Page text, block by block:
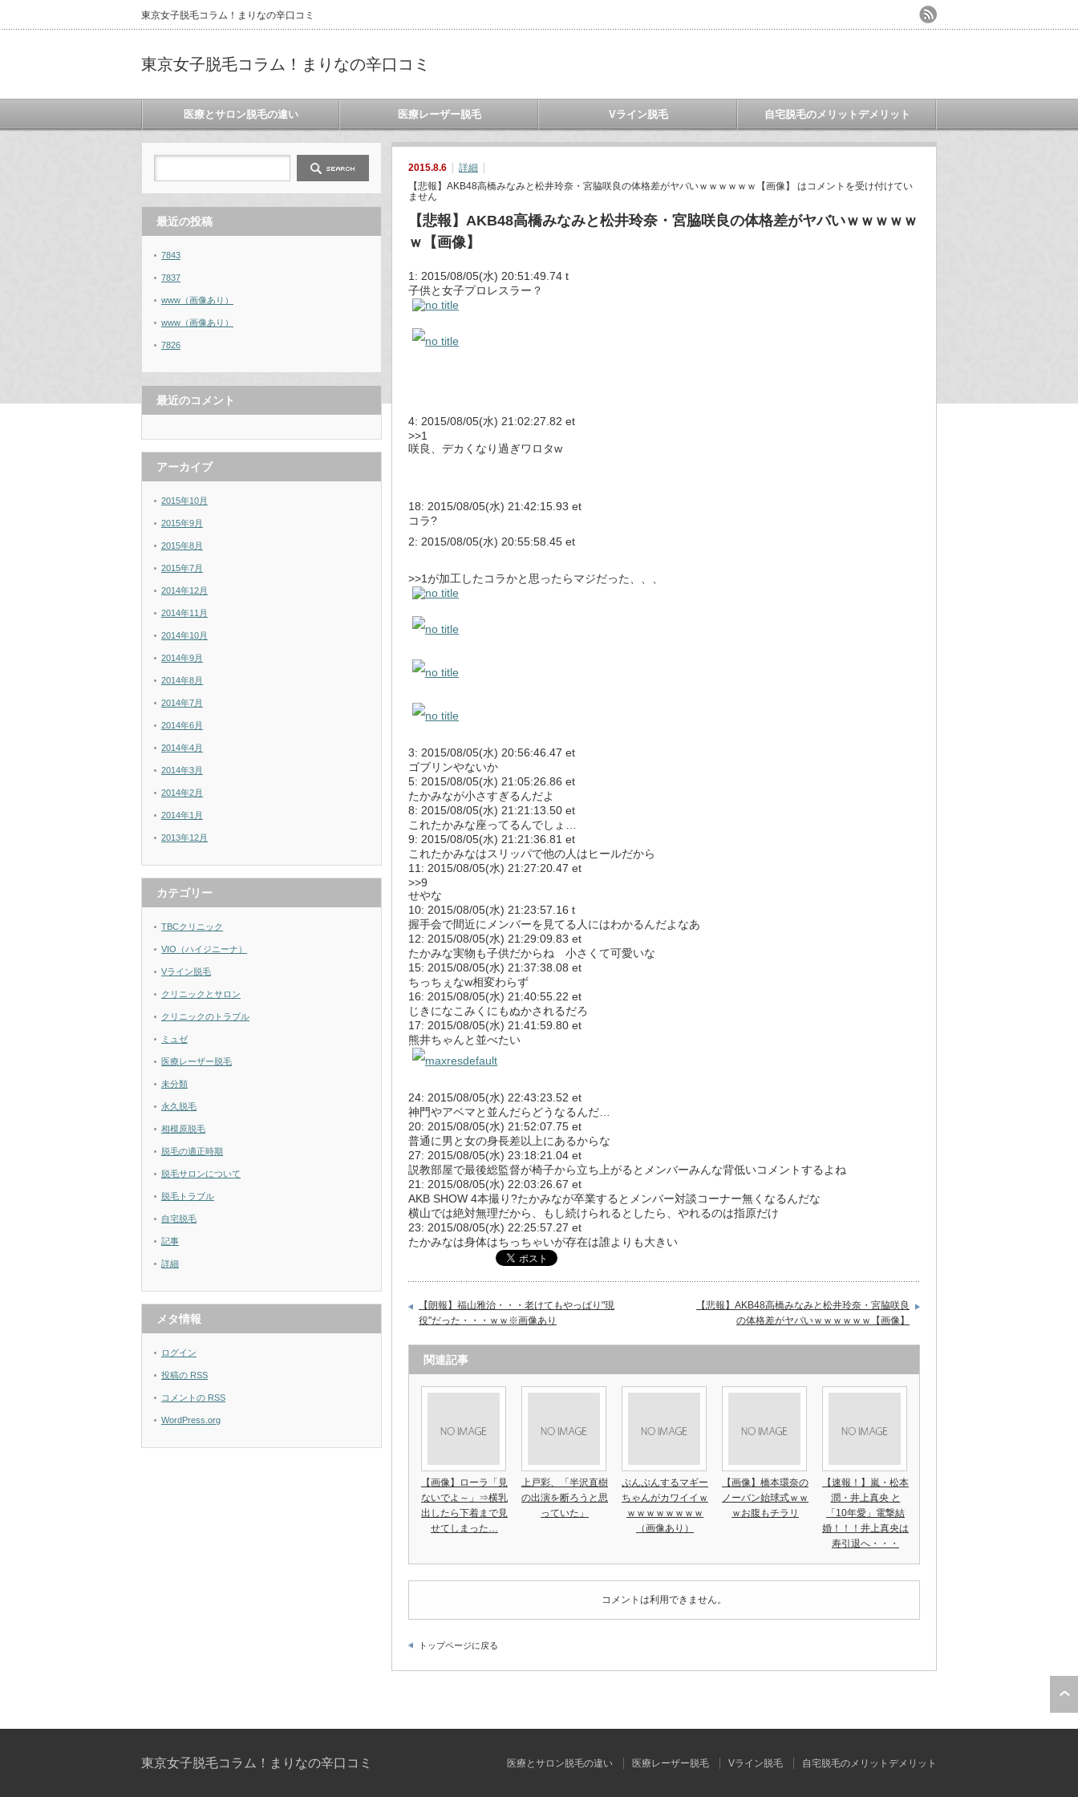
東京女子脱毛コラム！まりなの辛口コミ
東京女子脱毛コラム！まりなの辛口コミ
医療とサロン脱毛の違い 医療レーザー脱毛 Vライン脱毛 自宅脱毛のメリットデメリット
2015.8.6
詳細
【悲報】AKB48高橋みなみと松井玲奈・宮脇咲良の体格差がヤバいｗｗｗｗｗｗ【画像】 はコメントを受け付けてい
ません
【悲報】AKB48高橋みなみと松井玲奈・宮脇咲良の体格差がヤバいｗｗｗｗｗ
ｗ【画像】
1: 2015/08/05(水) 20:51:49.74 t
子供と女子プロレスラー？
4: 2015/08/05(水) 21:02:27.82 et
>>1
咲良、デカくなり過ぎワロタw
18: 2015/08/05(水) 21:42:15.93 et
コラ?
2: 2015/08/05(水) 20:55:58.45 et
>>1が加工したコラかと思ったらマジだった、、、
3: 2015/08/05(水) 20:56:46.47 et
ゴブリンやないか
5: 2015/08/05(水) 21:05:26.86 et
たかみなが小さすぎるんだよ
8: 2015/08/05(水) 21:21:13.50 et
これたかみな座ってるんでしょ…
9: 2015/08/05(水) 21:21:36.81 et
これたかみなはスリッパで他の人はヒールだから
11: 2015/08/05(水) 21:27:20.47 et
>>9
せやな
10: 2015/08/05(水) 21:23:57.16 t
握手会で間近にメンバーを見てる人にはわかるんだよなあ
12: 2015/08/05(水) 21:29:09.83 et
たかみな実物も子供だからね 小さくて可愛いな
15: 2015/08/05(水) 21:37:38.08 et
ちっちぇなw相変わらず
16: 2015/08/05(水) 21:40:55.22 et
じきになこみくにもぬかされるだろ
17: 2015/08/05(水) 21:41:59.80 et
熊井ちゃんと並べたい
24: 2015/08/05(水) 22:43:23.52 et
神門やアベマと並んだらどうなるんだ…
20: 2015/08/05(水) 21:52:07.75 et
普通に男と女の身長差以上にあるからな
27: 2015/08/05(水) 23:18:21.04 et
説教部屋で最後総監督が椅子から立ち上がるとメンバーみんな背低いコメントするよね
21: 2015/08/05(水) 22:03:26.67 et
AKB SHOW 4本撮り?たかみなが卒業するとメンバー対談コーナー無くなるんだな
横山では絶対無理だから、もし続けられるとしたら、やれるのは指原だけ
23: 2015/08/05(水) 22:25:57.27 et
たかみなは身体はちっちゃいが存在は誰よりも大きい
【朗報】福山雅治・・・老けてもやっぱり"現
役"だった・・・ｗｗ※画像あり
【悲報】AKB48高橋みなみと松井玲奈・宮脇咲良
の体格差がヤバいｗｗｗｗｗｗ【画像】
関連記事
【画像】ローラ「見
ないでよ～」⇒横乳
出したら下着まで見
せてしまった…
上戸彩、「半沢直樹
の出演を断ろうと思
っていた」
ぷんぷんするマギー
ちゃんがカワイイｗ
ｗｗｗｗｗｗｗｗ
（画像あり）
【画像】橋本環奈の
ノーバン始球式ｗｗ
ｗお腹もチラリ
【速報！】嵐・松本
潤・井上真央 と
「10年愛」電撃結
婚！！！井上真央は
寿引退へ・・・
コメントは利用できません。
トップページに戻る
最近の投稿
7843
7837
www（画像あり）
www（画像あり）
7826
最近のコメント
アーカイブ
2015年10月
2015年9月
2015年8月
2015年7月
2014年12月
2014年11月
2014年10月
2014年9月
2014年8月
2014年7月
2014年6月
2014年4月
2014年3月
2014年2月
2014年1月
2013年12月
カテゴリー
TBCクリニック
VIO（ハイジニーナ）
Vライン脱毛
クリニックとサロン
クリニックのトラブル
ミュゼ
医療レーザー脱毛
未分類
永久脱毛
相模原脱毛
脱毛の適正時期
脱毛サロンについて
脱毛トラブル
自宅脱毛
記事
詳細
メタ情報
ログイン
投稿の RSS
コメントの RSS
WordPress.org
東京女子脱毛コラム！まりなの辛口コミ 医療とサロン脱毛の違い 医療レーザー脱毛 Vライン脱毛 自宅脱毛のメリットデメリット